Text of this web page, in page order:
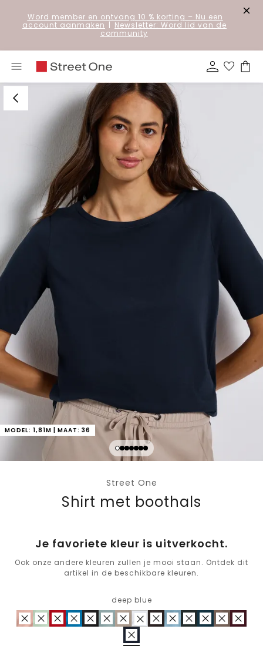
Word member en ontvang 10 % korting – Nu een
account aanmaken | Newsletter: Word lid van de
community
MODEL: 1,81M | MAAT: 36
Street One
Shirt met boothals
Je favoriete kleur is uitverkocht.
Ook onze andere kleuren zullen je mooi staan. Ontdek dit
artikel in de beschikbare kleuren.
deep blue